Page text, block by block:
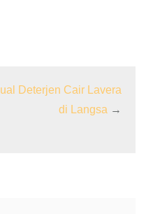
Deterjen Cair Lavera
di Langsa →